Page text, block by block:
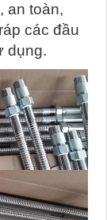
an toàn,
các đầu
dụng.